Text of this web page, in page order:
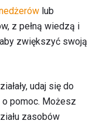
lub
z pełną wiedzą i
zwiększyć swoją
udaj się do
pomoc. Możesz
zasobów